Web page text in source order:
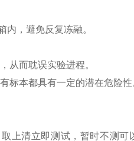
，避免反复冻融。
从而耽误实验进程。
标本都具有一定的潜在危险性
上清立即测试，暂时不测